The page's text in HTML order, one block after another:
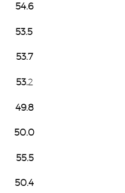
54.6
53.5
53.7
53.2
49.8
50.0
55.5
50.4